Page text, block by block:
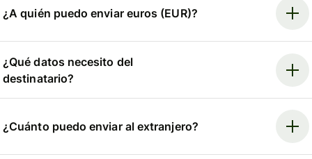
¿A quién puedo enviar euros (EUR)?
¿Qué datos necesito del
destinatario?
¿Cuánto puedo enviar al extranjero?